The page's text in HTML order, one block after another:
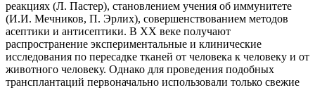
реакциях (Л. Пастер), становлением учения об иммунитете
(И.И. Мечников, П. Эрлих), совершенствованием методов
асептики и антисептики. В XX веке получают
распространение экспериментальные и клинические
исследования по пересадке тканей от человека к человеку и от
животного человеку. Однако для проведения подобных
трансплантаций первоначально использовали только свежие